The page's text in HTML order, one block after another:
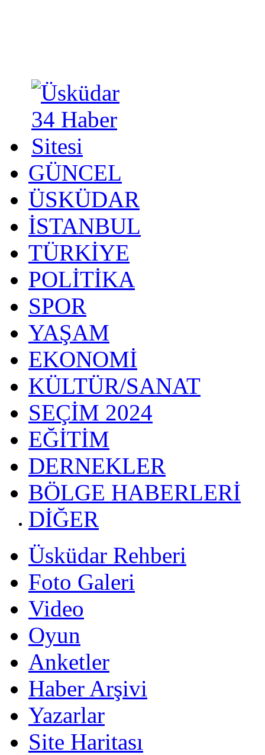
GÜNCEL
ÜSKÜDAR
İSTANBUL
TÜRKİYE
POLİTİKA
SPOR
YAŞAM
EKONOMİ
KÜLTÜR/SANAT
SEÇİM 2024
EĞİTİM
DERNEKLER
BÖLGE HABERLERİ
DİĞER
Üsküdar Rehberi
Foto Galeri
Video
Oyun
Anketler
Haber Arşivi
Yazarlar
Site Haritası